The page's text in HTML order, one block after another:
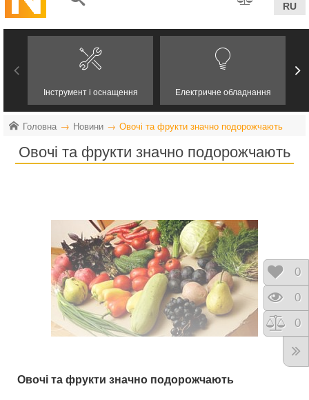
RU
Інструмент і оснащення Електричне обладнання
Головна Новини Овочі та фрукти значно подорожчають
Овочі та фрукти значно подорожчають
Овочі та фрукти значно подорожчають
0
0
0